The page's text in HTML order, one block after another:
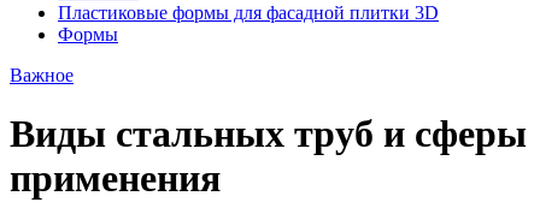
Пластиковые формы для фасадной плитки 3D
Формы
Важное
Виды стальных труб и сферы
применения